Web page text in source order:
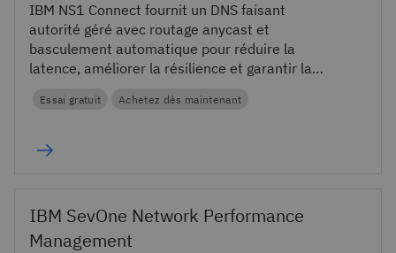
IBM NS1 Connect fournit un DNS faisant
autorité géré avec routage anycast et
basculement automatique pour réduire la
latence, améliorer la résilience et garantir la
Essai gratuit Achetez dès maintenant
IBM SevOne Network Performance
Management